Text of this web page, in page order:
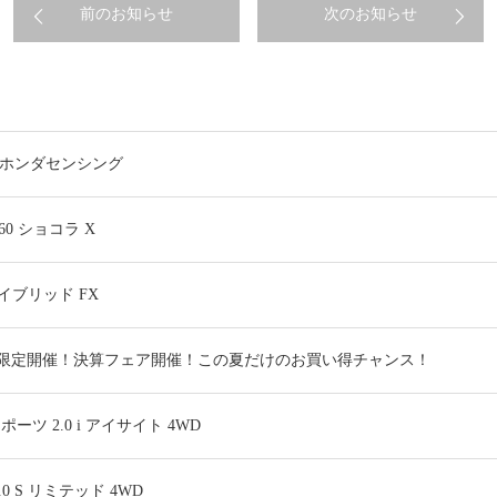
前のお知らせ 次のお知らせ
ンダセンシング
ショコラ X
ブリッド FX
定開催！決算フェア開催！この夏だけのお買い得チャンス！
ーツ 2.0 i アイサイト 4WD
S リミテッド 4WD